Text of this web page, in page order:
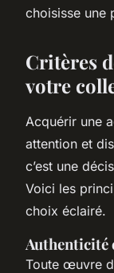
choisisse une
Critères
votre
Acquérir une
attention et
c’est une
Voici les
choix éclairé.
Authenticité
Toute œuvre